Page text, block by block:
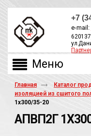
+7
e-mail:
Главная Каталог
изоляцией из сшитого
1х300/35-20
АПВП2Г